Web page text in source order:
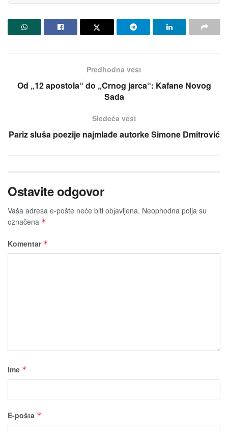
Predhodna vest
Od „12 apostola“ do „Crnog jarca“: Kafane Novog
Sada
Sledeća vest
Pariz sluša poezije najmlađe autorke Simone Dmitrović
Ostavite odgovor
Vaša adresa e-pošte neće biti obјavljena. Neophodna polja su
označena *
Komentar *
Ime *
E-pošta *